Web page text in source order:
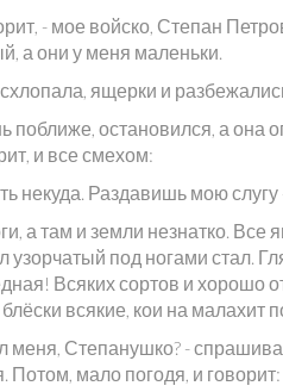
- мое войско, Степан
а они у меня маленьки.
ящерки и
поближе, остановился, а она
и все смехом:
некуда. Раздавишь мою слугу
а там и земли незнатко. Все
узорчатый под ногами стал.
Всяких сортов и хорошо
всякие, кои на малахит
меня, Степанушко? -
Потом, мало погодя, и говорит: